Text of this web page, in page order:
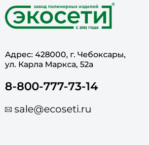
Адрес: 428000, г. Чебоксары,
ул. Карла Маркса, 52а
8-800-777-73-14
sale@ecoseti.ru